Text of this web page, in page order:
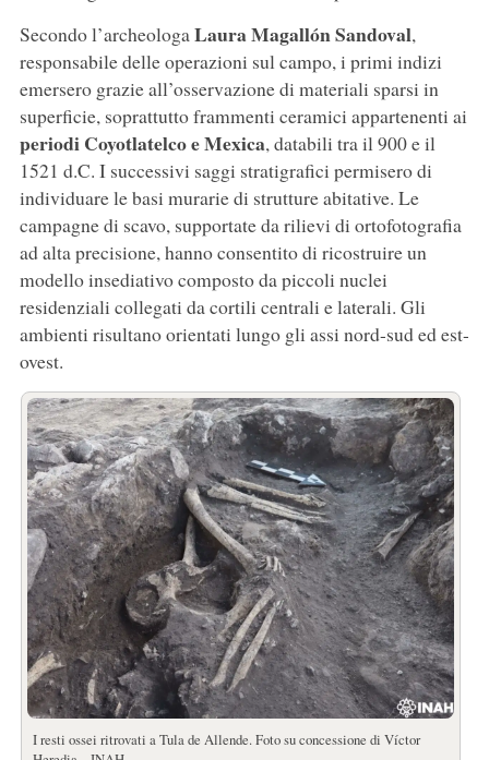
Secondo l’archeologaLauraMagallónSandoval,
responsabile delle operazioni sul campo, i primi indizi
emersero grazie all’osservazione di materiali sparsi in
superficie, soprattutto frammenti ceramici appartenenti ai
periodi Coyotlatelco e Mexica, databili tra il 900 e il
1521 d.C. I successivi saggi stratigrafici permisero di
individuare le basi murarie di strutture abitative. Le
campagne di scavo, supportate da rilievi di ortofotografia
ad alta precisione, hanno consentito di ricostruire un
modello insediativo composto da piccoli nuclei
residenziali collegati da cortili centrali e laterali. Gli
ambienti risultano orientati lungo gli assi nord-sud ed est-
ovest.
I resti ossei ritrovati a Tula de Allende. Foto su concessione di Víctor